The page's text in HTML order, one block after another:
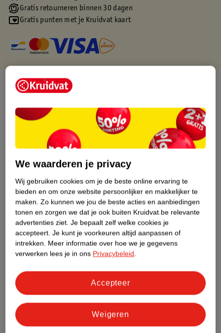
Gratis retourneren binnen 30 dagen
Gratis punten met je Kruidvat kaart
Over dit product
Productinformatie
Etiketinformatie
Nature Impact Score
Dit product heeft (nog) geen Nature
Impact Score.
Meer informatie
Bestel & Bezorginformatie
Bekijk ook
Hoe controleren wij de reviews?
We waarderen je privacy
Wij gebruiken cookies om je de beste online ervaring te
bieden en om onze website persoonlijker en makkelijker te
maken. Zo kunnen we jou de beste acties en aanbiedingen
tonen en zorgen we dat je ook buiten Kruidvat.be relevante
advertenties ziet. Je bepaalt zelf welke cookies je
accepteert. Je kunt je voorkeuren altijd aanpassen of
intrekken. Meer informatie over hoe we je gegevens
verwerken lees je in ons Privacybeleid.
Weigeren
Accepteer